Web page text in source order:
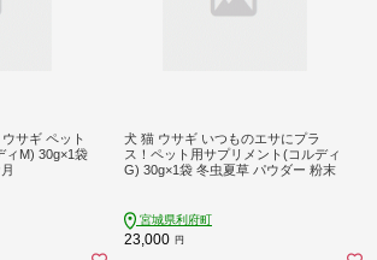
ウサギ ペット
ィM) 30g×1袋
犬 猫 ウサギ いつものエサにプラ
ス！ペット用サプリメント(コルディ
G) 30g×1袋 冬虫夏草 パウダー 粉末
宮城県利府町
23,000 円